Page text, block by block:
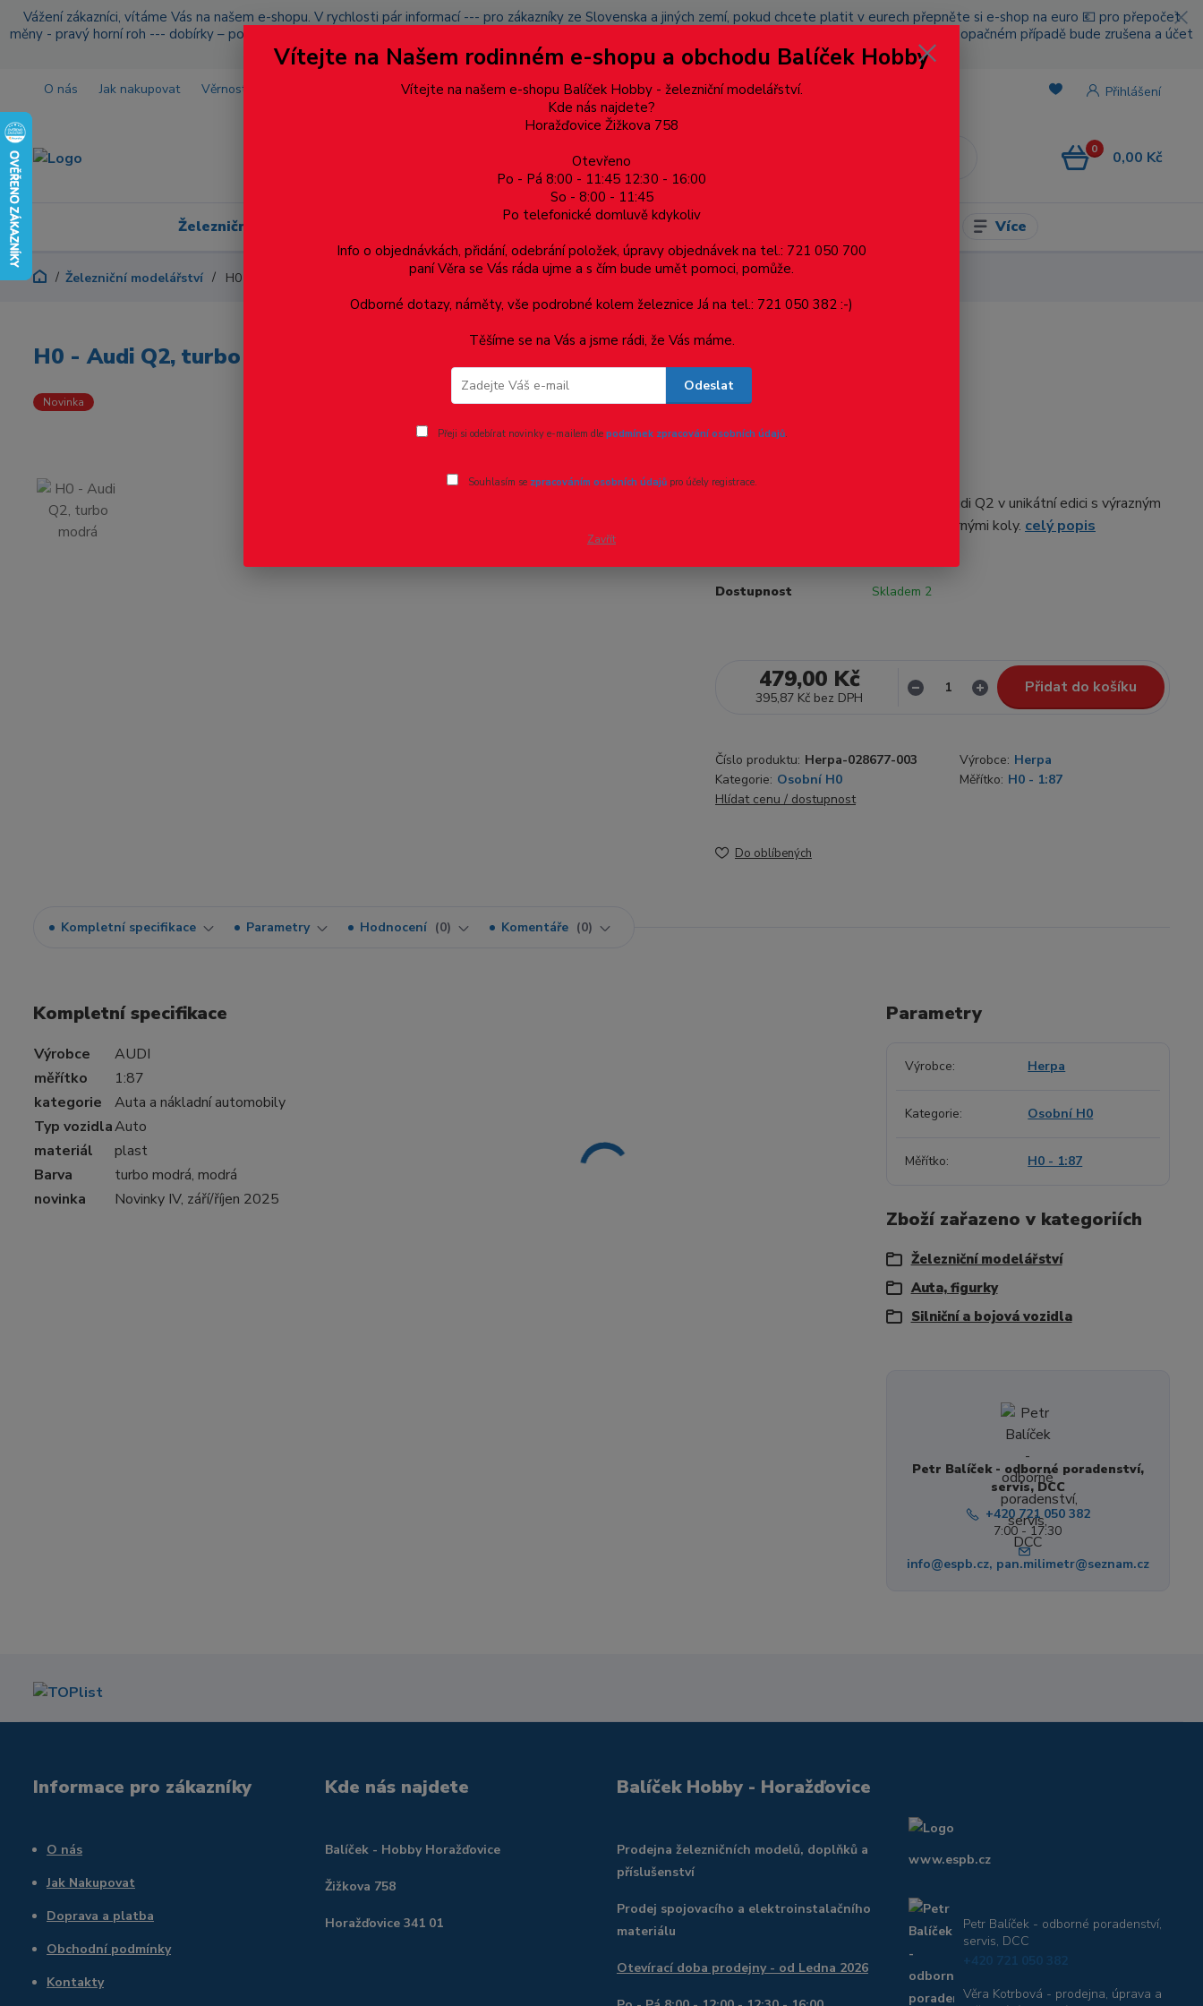
Vážení zákazníci, vítáme Vás na našem e-shopu. V rychlosti pár informací --- pro zákazníky ze Slovenska a jiných zemí, pokud chcete platit v eurech přepněte si e-shop na euro 💶 pro přepočet
měny - pravý horní roh --- dobírky – pokud si z nějakého důvodu zásilku nevyzvednete, bude po domluvě zaslána znovu s opětovnou platbou za poštovné, v opačném případě bude zrušena a účet
přidán na blacklist a rušeny následující objednávky.
O nás Jak nakupovat Věrnostní program Doprava a platba Více Přihlášení
0 0,00 Kč
Železniční modelářství Dárkové poukazy, upomínkové předměty Více
Železniční modelářství H0 - Audi Q2, turbo modrá
H0 - Audi Q2, turbo modrá
Novinka Ohodnotit produkt
Společnost Herpa opět uvádí na trh Audi Q2 v unikátní edici s výrazným
barevným schématem Turbo Blue s černými koly. celý popis
Dostupnost Skladem 2
479,00 Kč
395,87 Kč bez DPH
Přidat do košíku
Číslo produktu: Herpa-028677-003 Výrobce: Herpa
Kategorie: Osobní H0 Měřítko: H0 - 1:87
Hlídat cenu / dostupnost
Do oblíbených
Kompletní specifikace Parametry Hodnocení 0 Komentáře 0
Kompletní specifikace
Výrobce
AUDI
měřítko
1:87
kategorie
Auta a nákladní automobily
Typ vozidlaAuto
materiál
plast
Barva
turbo modrá, modrá
novinka
Novinky IV, září/říjen 2025
Parametry
Výrobce Herpa
Kategorie Osobní H0
Měřítko H0 - 1:87
Zboží zařazeno v kategoriích
Železniční modelářství
Auta, figurky
Silniční a bojová vozidla
Petr Balíček - odborné poradenství,
servis, DCC
+420 721 050 382
7:00 - 17:30
info@espb.cz, pan.milimetr@seznam.cz
Informace pro zákazníky
O nás
Jak Nakupovat
Doprava a platba
Obchodní podmínky
Kontakty
Kde nás najdete
Balíček - Hobby Horažďovice
Žižkova 758
Horažďovice 341 01
Balíček Hobby - Horažďovice
Prodejna železničních modelů, doplňků a
příslušenství
Prodej spojovacího a elektroinstalačního
materiálu
Otevírací doba prodejny - od Ledna 2026
www.espb.cz
Petr Balíček - odborné poradenství,
servis, DCC
+420 721 050 382
Věra Kotrbová - prodejna, úprava a
Vítejte na Našem rodinném e-shopu a obchodu Balíček Hobby
Vítejte na našem e-shopu Balíček Hobby - železniční modelářství.
Kde nás najdete?
Horažďovice Žižkova 758
Otevřeno
Po - Pá 8:00 - 11:45 12:30 - 16:00
So - 8:00 - 11:45
Po telefonické domluvě kdykoliv
Info o objednávkách, přidání, odebrání položek, úpravy objednávek na tel.: 721 050 700
paní Věra se Vás ráda ujme a s čím bude umět pomoci, pomůže.
Odborné dotazy, náměty, vše podrobné kolem železnice Já na tel.: 721 050 382 :-)
Těšíme se na Vás a jsme rádi, že Vás máme.
Odeslat
Přeji si odebírat novinky e-mailem dle podmínek zpracování osobních údajů.
Souhlasím se zpracováním osobních údajůpro účely registrace.
Zavřít